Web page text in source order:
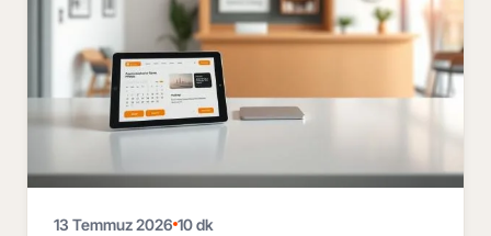
13 Temmuz 2026 10 dk